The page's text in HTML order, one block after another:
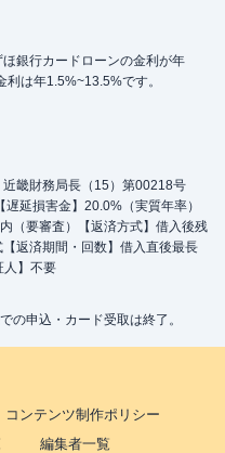
銀行カードローンの金利が年
は年1.5%~13.5%です。
畿財務局長（15）第00218号
延損害金】20.0%（実質年率）
（要審査）【返済方式】借入後残
返済期間・回数】借入直後最長
人】不要
申込・カード受取は終了。
コンテンツ制作ポリシー
編集者一覧